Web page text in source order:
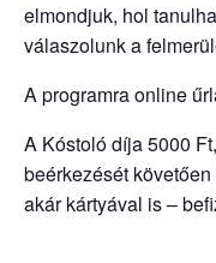
elmondjuk, hol
válaszolunk a
A programra online
A Kóstoló díja 5000
beérkezését
akár kártyával is –